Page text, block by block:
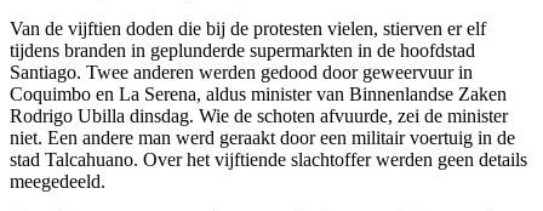
Van de vijftien doden die bij de protesten vielen, stierven er elf
tijdens branden in geplunderde supermarkten in de hoofdstad
Santiago. Twee anderen werden gedood door geweervuur ​​in
Coquimbo en La Serena, aldus minister van Binnenlandse Zaken
Rodrigo Ubilla dinsdag. Wie de schoten afvuurde, zei de minister
niet. Een andere man werd geraakt door een militair voertuig in de
stad Talcahuano. Over het vijftiende slachtoffer werden geen details
meegedeeld.